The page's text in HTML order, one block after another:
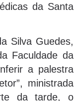
da Santa
Silva Guedes,
Faculdade da
a palestra
ministrada
da tarde, o